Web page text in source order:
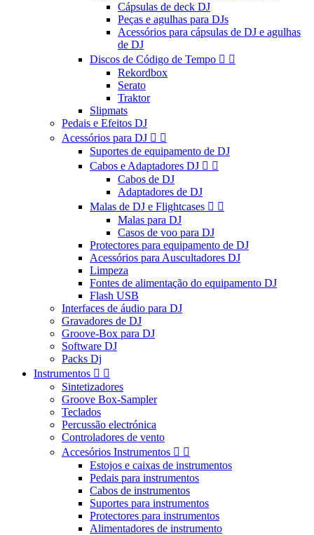
Cápsulas de deck DJ
Peças e agulhas para DJs
Acessórios para cápsulas de DJ e agulhas
de DJ
Discos de Código de Tempo  
Rekordbox
Serato
Traktor
Slipmats
Pedais e Efeitos DJ
Acessórios para DJ  
Suportes de equipamento de DJ
Cabos e Adaptadores DJ  
Cabos de DJ
Adaptadores de DJ
Malas de DJ e Flightcases  
Malas para DJ
Casos de voo para DJ
Protectores para equipamento de DJ
Acessórios para Auscultadores DJ
Limpeza
Fontes de alimentação do equipamento DJ
Flash USB
Interfaces de áudio para DJ
Gravadores de DJ
Groove-Box para DJ
Software DJ
Packs Dj
Instrumentos  
Sintetizadores
Groove Box-Sampler
Teclados
Percussão electrónica
Controladores de vento
Accesórios Instrumentos  
Estojos e caixas de instrumentos
Pedais para instrumentos
Cabos de instrumentos
Suportes para instrumentos
Protectores para instrumentos
Alimentadores de instrumento